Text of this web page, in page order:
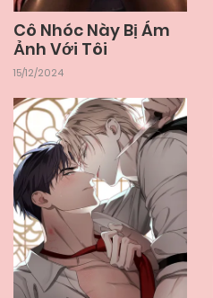
Cô Nhóc Này Bị Ám
Ảnh Với Tôi
15/12/2024